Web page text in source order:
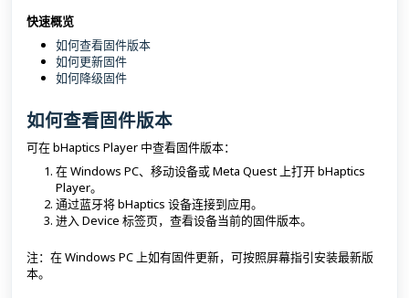
快速概览
如何查看固件版本
如何更新固件
如何降级固件
如何查看固件版本
可在 bHaptics Player 中查看固件版本：
在 Windows PC、移动设备或 Meta Quest 上打开 bHaptics
Player。
通过蓝牙将 bHaptics 设备连接到应用。
进入 Device 标签页，查看设备当前的固件版本。
注：在 Windows PC 上如有固件更新，可按照屏幕指引安装最新版
本。